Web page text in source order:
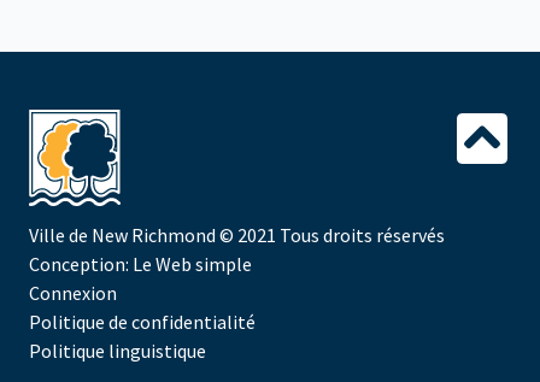
Ville de New Richmond © 2021 Tous droits réservés
Conception: Le Web simple
Connexion
Politique de confidentialité
Politique linguistique